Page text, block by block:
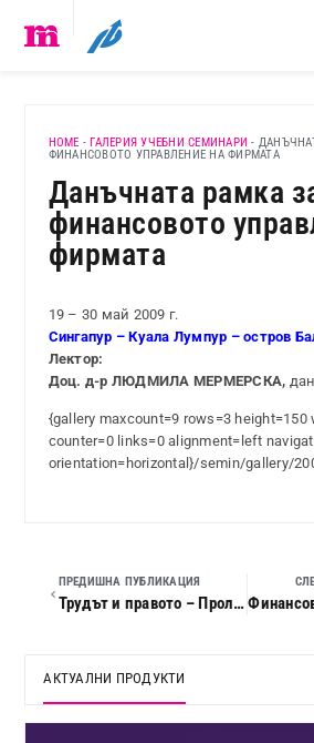
HOME - ГАЛЕРИЯ УЧЕБНИ СЕМИНАРИ -
ФИНАНСОВОТО УПРАВЛЕНИЕ НА ФИРМАТА
Данъчната рамка
финансовото
фирмата
19 – 30 май 2009 г.
Сингапур – Куала Лумпур – остров
Лектор:
Доц. д-р ЛЮДМИЛА МЕРМЕРСКА,
{gallery maxcount=9 rows=3 height=150
counter=0 links=0 alignment=left
orientation=horizontal}/semin/gallery/
ПРЕДИШНА ПУБЛИКАЦИЯ
Трудът и правото – Пролет 2008
АКТУАЛНИ ПРОДУКТИ